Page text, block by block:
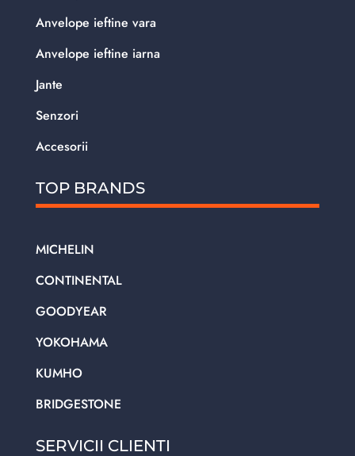
Anvelope ieftine vara
Anvelope ieftine iarna
Jante
Senzori
Accesorii
TOP BRANDS
MICHELIN
CONTINENTAL
GOODYEAR
YOKOHAMA
KUMHO
BRIDGESTONE
SERVICII CLIENTI